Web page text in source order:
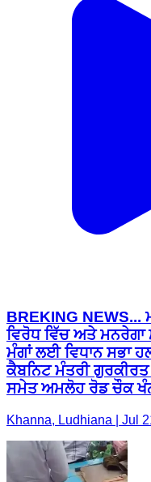
BREKING
ਵਿਰੋਧ ਵਿੱਚ ਅਤੇ
ਮੰਗਾਂ ਲਈ ਵਿਧਾਨ ਸਭਾ
ਕੈਬਨਿਟ ਮੰਤਰੀ
ਸਮੇਤ ਅਮਲੋਹ ਰੋਡ ਚੌਕ
Khanna, Ludhiana | Jul